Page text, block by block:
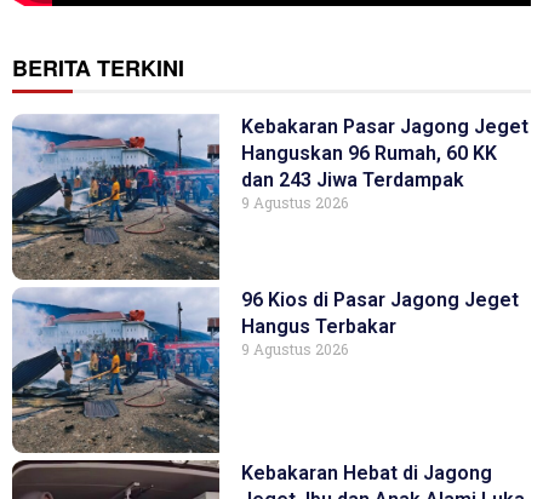
BERITA TERKINI
Kebakaran Pasar Jagong Jeget
Hanguskan 96 Rumah, 60 KK
dan 243 Jiwa Terdampak
9 Agustus 2026
96 Kios di Pasar Jagong Jeget
Hangus Terbakar
9 Agustus 2026
Kebakaran Hebat di Jagong